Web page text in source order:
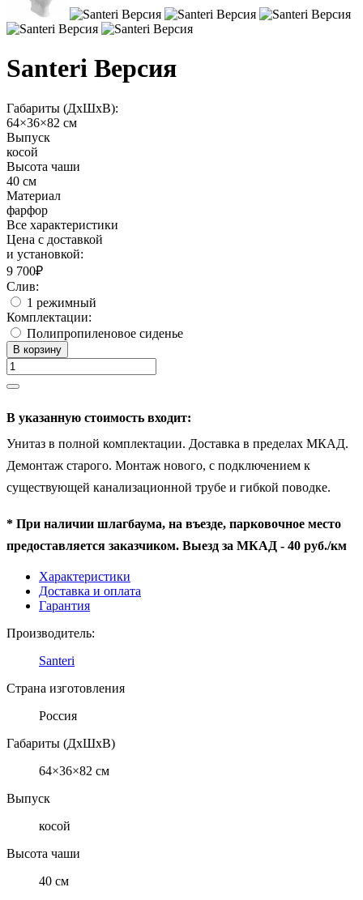
Santeri Версия
Габариты (ДхШхВ):
64×36×82 см
Выпуск
косой
Высота чаши
40 см
Материал
фарфор
Все характеристики
Цена с доставкой
и установкой:
9 700₽
Слив:
1 режимный
Комплектации:
Полипропиленовое сиденье
В корзину
В указанную стоимость входит:
Унитаз в полной комплектации. Доставка в пределах МКАД.
Демонтаж старого. Монтаж нового, c подключением к
существующей канализационной трубе и гибкой поводке.
* При наличии шлагбаума, на въезде, парковочное место
предоставляется заказчиком. Выезд за МКАД - 40 руб./км
Характеристики
Доставка и оплата
Гарантия
Производитель:
Santeri
Страна изготовления
Россия
Габариты (ДхШхВ)
64×36×82 см
Выпуск
косой
Высота чаши
40 см